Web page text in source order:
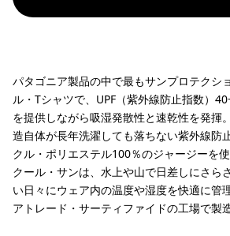
パタゴニア製品の中で最もサンプロテクシ
ル・Tシャツで、UPF（紫外線防止指数）
を提供しながら吸湿発散性と速乾性を発揮
造自体が長年洗濯しても落ちない紫外線防
クル・ポリエステル100％のジャージーを
クール・サンは、水上や山で日差しにさら
い日々にウェア内の温度や湿度を快適に管
アトレード・サーティファイドの工場で製